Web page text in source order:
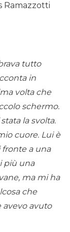
Ramazzotti
tutto
in
volta che
schermo.
la svolta.
cuore. Lui è
a una
più una
ma mi ha
che
avevo avuto